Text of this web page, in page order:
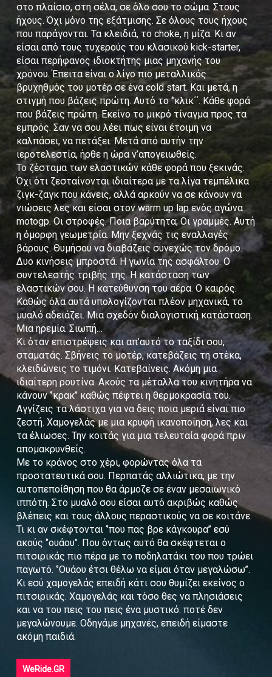
στο πλαίσιο, στη σέλα, σε όλο σου το σώμα. Στους
ήχους. Όχι μόνο της εξάτμισης. Σε όλους τους ήχους
που παράγονται. Τα κλειδιά, το choke, η μίζα. Κι αν
είσαι από τους τυχερούς του κλασικού kick-starter,
είσαι περήφανος ιδιοκτήτης μιας μηχανής του
χρόνου. Έπειτα είναι ο λίγο πιο μεταλλικός
βρυχηθμός του μοτέρ σε ένα cold start. Και μετά, η
στιγμή που βάζεις πρώτη. Αυτό το ‘’κλικ΄΄. Κάθε φορά
που βάζεις πρώτη. Εκείνο το μικρό τίναγμα προς τα
εμπρός. Σαν να σου λέει πως είναι έτοιμη να
καλπάσει, να πετάξει. Μετά από αυτήν την
ιεροτελεστία, ήρθε η ώρα ν’απογειωθείς.
Το ζέσταμα των ελαστικών κάθε φορά που ξεκινάς.
Όχι ότι ζεσταίνονται ιδιαίτερα με τα λίγα τεμπέλικα
ζιγκ-ζαγκ που κάνεις, αλλά αρκούν να σε κάνουν να
νιώσεις λες και είσαι στον warm up lap ενός αγώνα
motogp. Οι στροφές. Ποια βαρύτητα; Οι γραμμές. Αυτή
η όμορφη γεωμετρία. Μην ξεχνάς τις εναλλαγές
βάρους. Θυμήσου να διαβάζεις συνεχώς τον δρόμο.
Δυο κινήσεις μπροστά. Η γωνία της ασφάλτου. Ο
συντελεστής τριβής της. Η κατάσταση των
ελαστικών σου. Η κατεύθυνση του αέρα. Ο καιρός.
Καθώς όλα αυτά υπολογίζονται πλέον μηχανικά, το
μυαλό αδειάζει. Μια σχεδόν διαλογιστική κατάσταση.
Μια ηρεμία. Σιωπή…
Κι όταν επιστρέψεις και απ’αυτό το ταξίδι σου,
σταματάς. Σβήνεις το μοτέρ, κατεβάζεις τη στέκα,
κλειδώνεις το τιμόνι. Κατεβαίνεις. Ακόμη μια
ιδιαίτερη ρουτίνα. Ακούς τα μέταλλα του κινητήρα να
κάνουν ‘’κρακ’’ καθώς πέφτει η θερμοκρασία του.
Αγγίζεις τα λάστιχα για να δεις ποια μεριά είναι πιο
ζεστή. Χαμογελάς με μια κρυφή ικανοποίηση, λες και
τα έλιωσες. Την κοιτάς για μια τελευταία φορά πριν
απομακρυνθείς.
Με το κράνος στο χέρι, φορώντας όλα τα
προστατευτικά σου. Περπατάς αλλιώτικα, με την
αυτοπεποίθηση που θα άρμοζε σε έναν μεσαιωνικό
ιππότη. Στο μυαλό σου είσαι αυτό ακριβώς καθώς
βλέπεις και τους άλλους περαστικούς να σε κοιτάνε.
Τι κι αν σκέφτονται ‘’που πας βρε κάγκουρα’’ εσύ
ακούς ‘’ουάου’’. Που όντως αυτό θα σκέφτεται ο
πιτσιρικάς πιο πέρα με το ποδηλατάκι του που τρώει
παγωτό. ‘’Ουάου έτσι θέλω να είμαι όταν μεγαλώσω’’.
Κι εσύ χαμογελάς επειδή κάτι σου θυμίζει εκείνος ο
πιτσιρικάς. Χαμογελάς και τόσο θες να πλησιάσεις
και να του πεις του πεις ένα μυστικό: ποτέ δεν
μεγαλώνουμε. Οδηγάμε μηχανές, επειδή είμαστε
ακόμη παιδιά.
WeRide.GR